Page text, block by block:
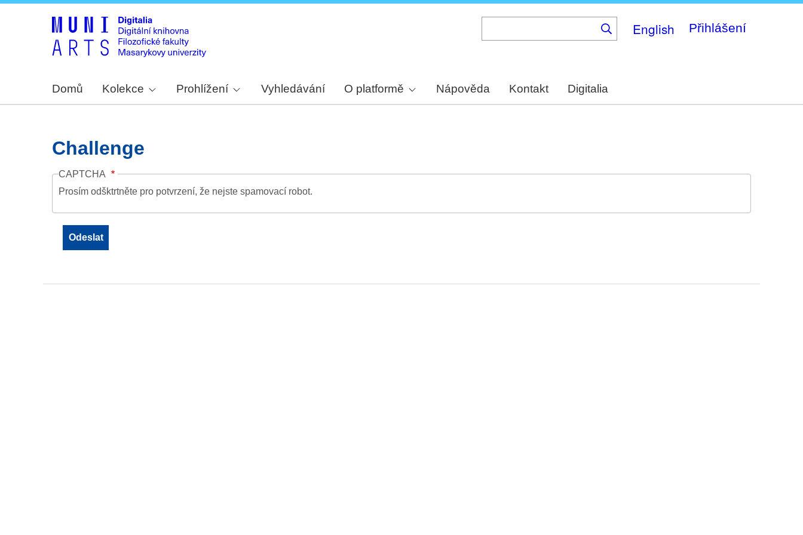
English Přihlášení
Domů Kolekce Prohlížení Vyhledávání O platformě Nápověda Kontakt Digitalia
Challenge
CAPTCHA
Prosím odšktrtněte pro potvrzení, že nejste spamovací robot.